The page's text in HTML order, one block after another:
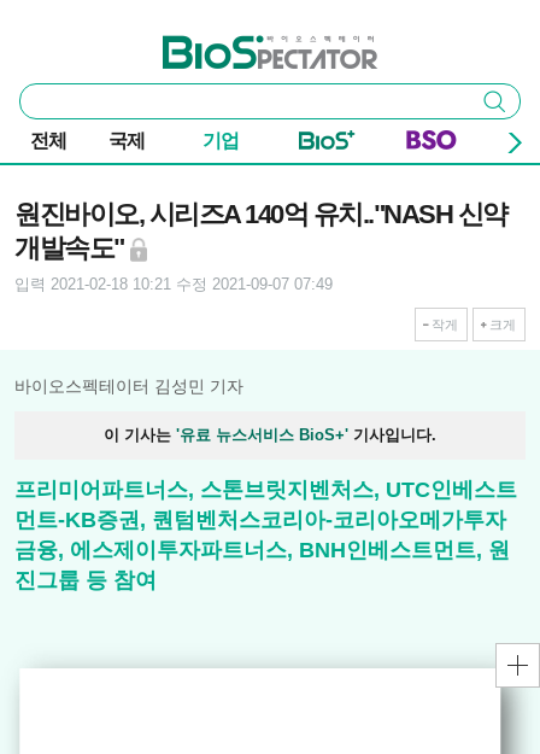
바이오스펙테이터
통
합
검
색
검색
전체 국제 기업
원진바이오, 시리즈A 140억 유치.."NASH 신약
개발속도"
입력 2021-02-18 10:21 수정 2021-09-07 07:49
작게 크게
바이오스펙테이터 김성민 기자
이 기사는 '유료 뉴스서비스 BioS+' 기사입니다.
프리미어파트너스, 스톤브릿지벤처스, UTC인베스트
먼트-KB증권, 퀀텀벤처스코리아-코리아오메가투자
금융, 에스제이투자파트너스, BNH인베스트먼트, 원
진그룹 등 참여